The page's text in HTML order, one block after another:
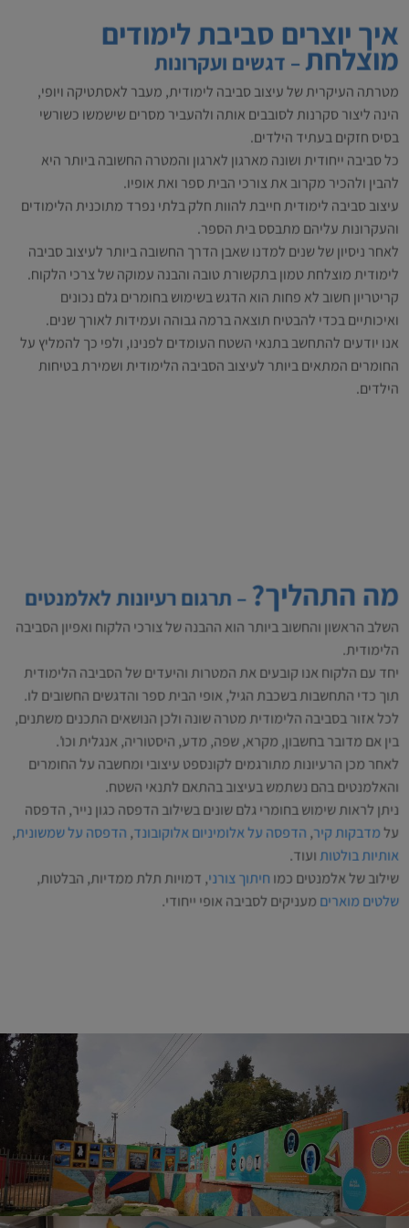
איך יוצרים סביבת לימודים
מוצלחת– דגשים ועקרונות
מטרתה העיקרית של עיצוב סביבה לימודית, מעבר לאסתטיקה ויופי,
הינה ליצור סקרנות לסובבים אותה ולהעביר מסרים שישמשו כשורשי
בסיס חזקים בעתיד הילדים.
כל סביבה ייחודית ושונה מארגון לארגון והמטרה החשובה ביותר היא
להבין ולהכיר מקרוב את צורכי הבית ספר ואת אופיו.
עיצוב סביבה לימודית חייבת להוות חלק בלתי נפרד מתוכנית הלימודים
והעקרונות עליהם מתבסס בית הספר.
לאחר ניסיון של שנים למדנו שאבן הדרך החשובה ביותר לעיצוב סביבה
לימודית מוצלחת טמון בתקשורת טובה והבנה עמוקה של צרכי הלקוח.
קריטריון חשוב לא פחות הוא הדגש בשימוש בחומרים גלם נכונים
ואיכותיים בכדי להבטיח תוצאה ברמה גבוהה ועמידות לאורך שנים.
אנו יודעים להתחשב בתנאי השטח העומדים לפנינו, ולפי כך להמליץ על
החומרים המתאים ביותר לעיצוב הסביבה הלימודית ושמירת בטיחות
הילדים.
מה התהליך? – תרגום רעיונות לאלמנטים
השלב הראשון והחשוב ביותר הוא ההבנה של צורכי הלקוח ואפיון הסביבה
הלימודית.
יחד עם הלקוח אנו קובעים את המטרות והיעדים של הסביבה הלימודית
תוך כדי התחשבות בשכבת הגיל, אופי הבית ספר והדגשים החשובים לו.
לכל אזור בסביבה הלימודית מטרה שונה ולכן הנושאים התכנים משתנים,
בין אם מדובר בחשבון, מקרא, שפה, מדע, היסטוריה, אנגלית וכו'.
לאחר מכן הרעיונות מתורגמים לקונספט עיצובי ומחשבה על החומרים
והאלמנטים בהם נשתמש בעיצוב בהתאם לתנאי השטח.
ניתן לראות שימוש בחומרי גלם שונים בשילוב הדפסה כגון נייר, הדפסה
עלמדבקות קיר, הדפסה על אלומיניום אלוקובונד, הדפסה על שמשונית,
אותיות בולטותועוד.
שילוב של אלמנטים כמוחיתוך צורני, דמויות תלת ממדיות, הבלטות,
שלטים מוארים מעניקים לסביבה אופי ייחודי.